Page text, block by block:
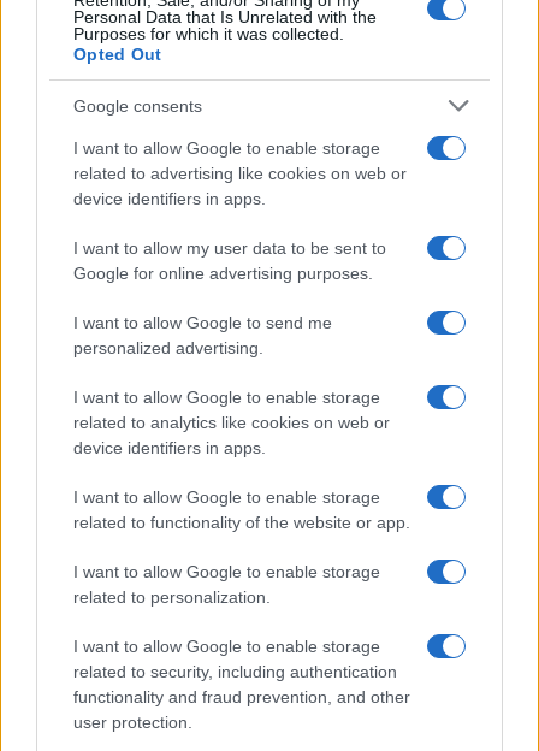
Personal Data that Is Unrelated with the
Purposes for which it was collected.
Opted Out
Google consents
I want to allow Google to enable storage
related to advertising like cookies on web or
device identifiers in apps.
I want to allow my user data to be sent to
Google for online advertising purposes.
I want to allow Google to send me
personalized advertising.
I want to allow Google to enable storage
related to analytics like cookies on web or
device identifiers in apps.
I want to allow Google to enable storage
related to functionality of the website or app.
I want to allow Google to enable storage
related to personalization.
I want to allow Google to enable storage
related to security, including authentication
functionality and fraud prevention, and other
user protection.
sono arrivate dalla ministra degli Esteri tedesca
Annalena Baerbock
dell’UE Kaja Kallas, che hanno chiesto sanzioni più
dure per fermare le azioni militari di Mosca. La
presidente del Consiglio italiano,Giorgia Meloni
ha definito l’attacco un’azione “codarda e
L’invito di Zelensky a Trump
Volodymyr Zelensky ha dichiarato che il capo della
Casa Bianca dovrebbe vedere di persona gli effetti
devastanti della guerra sul popolo ucraino, tra cui
segnano l’ennesimo appello rivolto ai leader
e trovare soluzioni concrete per fermare il
conflitto. Intanto, l’Unione Europea e gli Stati Uniti
continuano a lavorare su nuove misure
diplomatiche e sanzionatorie contro Mosca.